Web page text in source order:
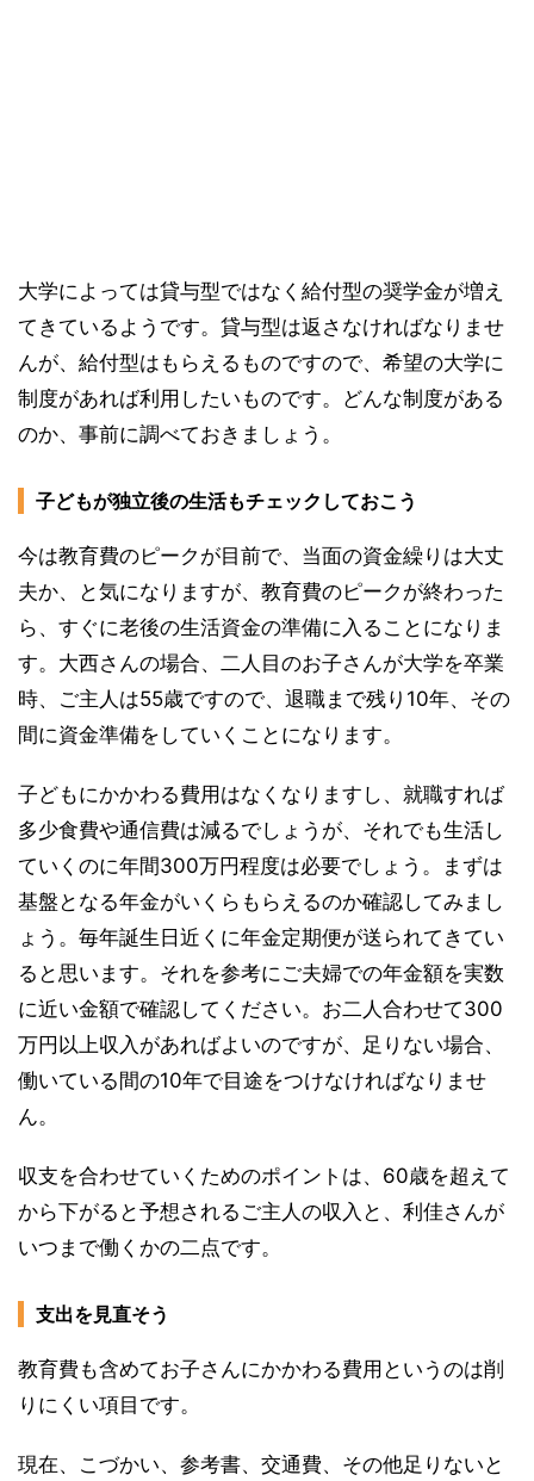
大学によっては貸与型ではなく給付型の奨学金が増え
てきているようです。貸与型は返さなければなりませ
んが、給付型はもらえるものですので、希望の大学に
制度があれば利用したいものです。どんな制度がある
のか、事前に調べておきましょう。
子どもが独立後の生活もチェックしておこう
今は教育費のピークが目前で、当面の資金繰りは大丈
夫か、と気になりますが、教育費のピークが終わった
ら、すぐに老後の生活資金の準備に入ることになりま
す。大西さんの場合、二人目のお子さんが大学を卒業
時、ご主人は55歳ですので、退職まで残り10年、その
間に資金準備をしていくことになります。
子どもにかかわる費用はなくなりますし、就職すれば
多少食費や通信費は減るでしょうが、それでも生活し
ていくのに年間300万円程度は必要でしょう。まずは
基盤となる年金がいくらもらえるのか確認してみまし
ょう。毎年誕生日近くに年金定期便が送られてきてい
ると思います。それを参考にご夫婦での年金額を実数
に近い金額で確認してください。お二人合わせて300
万円以上収入があればよいのですが、足りない場合、
働いている間の10年で目途をつけなければなりませ
ん。
収支を合わせていくためのポイントは、60歳を超えて
から下がると予想されるご主人の収入と、利佳さんが
いつまで働くかの二点です。
支出を見直そう
教育費も含めてお子さんにかかわる費用というのは削
りにくい項目です。
現在、こづかい、参考書、交通費、その他足りないと